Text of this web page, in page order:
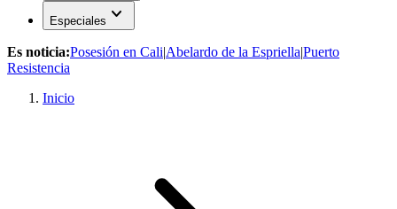
Especiales expand_more
Es noticia:Posesión en Cali|Abelardo de la Espriella|Puerto
Resistencia
Inicio